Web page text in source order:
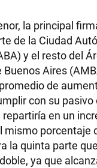
la principal
de la Ciudad
y el resto del
Aires
de
con su pasivo
en un
mismo porcentaje
la quinta parte
ya que